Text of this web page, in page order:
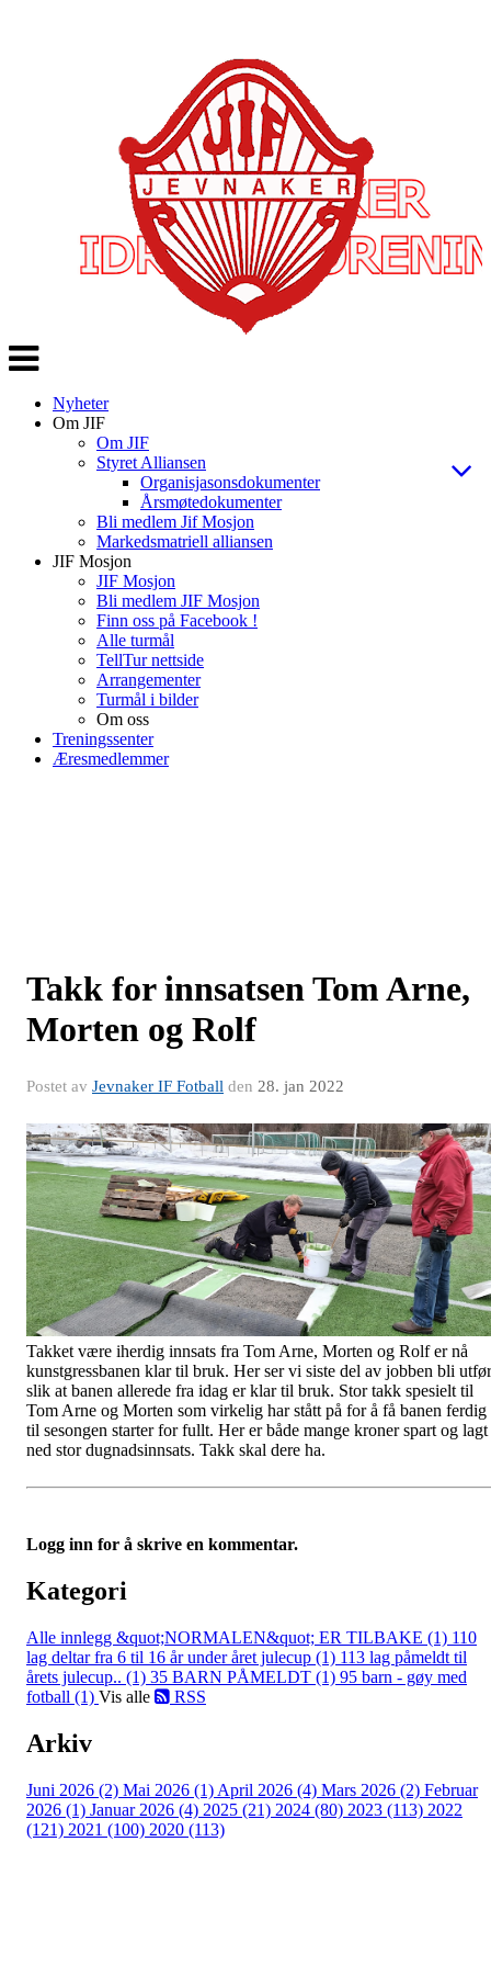
Veksle
navigasjon
Nyheter
Om JIF
Om JIF
Styret Alliansen
Organisjasonsdokumenter
Årsmøtedokumenter
Bli medlem Jif Mosjon
Markedsmatriell alliansen
JIF Mosjon
JIF Mosjon
Bli medlem JIF Mosjon
Finn oss på Facebook !
Alle turmål
TellTur nettside
Arrangementer
Turmål i bilder
Om oss
Treningssenter
Æresmedlemmer
Takk for innsatsen Tom Arne,
Morten og Rolf
Postet av Jevnaker IF Fotball den 28. jan 2022
Takket være iherdig innsats fra Tom Arne, Morten og Rolf er nå
kunstgressbanen klar til bruk. Her ser vi siste del av jobben bli
slik at banen allerede fra idag er klar til bruk. Stor takk spesielt til
Tom Arne og Morten som virkelig har stått på for å få banen ferdig
til sesongen starter for fullt. Her er både mange kroner spart og lagt
ned stor dugnadsinnsats. Takk skal dere ha.
Logg inn for å skrive en kommentar.
Kategori
Alle innlegg &quot;NORMALEN&quot; ER TILBAKE (1) 110
lag deltar fra 6 til 16 år under året julecup (1) 113 lag påmeldt til
årets julecup.. (1) 35 BARN PÅMELDT (1) 95 barn - gøy med
fotball (1) Vis alle RSS
Arkiv
Juni 2026 (2) Mai 2026 (1) April 2026 (4) Mars 2026 (2) Februar
2026 (1) Januar 2026 (4) 2025 (21) 2024 (80) 2023 (113) 2022
(121) 2021 (100) 2020 (113)